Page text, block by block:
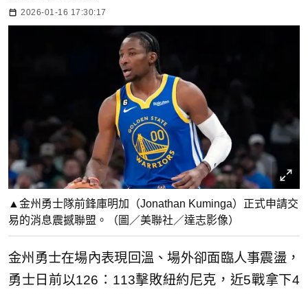
2026-01-16 17:30:17
▲金州勇士隊前鋒庫明加（Jonathan Kuminga）正式申請交
易的消息震撼聯盟。（圖／美聯社／達志影像）
金州勇士在場內表現回溫、場外卻面臨人事震盪，
勇士日前以126：113擊敗紐約尼克，近5戰拿下4